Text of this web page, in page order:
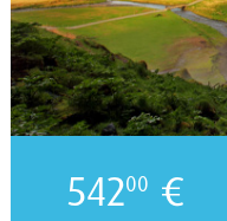
54200 €